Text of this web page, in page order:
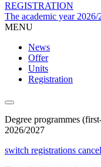
REGISTRATION
The academic year 2026/
MENU
News
Offer
Units
Registration
Degree programmes
2026/2027
switch registrations